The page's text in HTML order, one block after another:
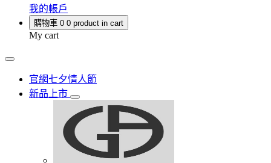
我的帳戶
購物車 0 0 product in cart
My cart
官網七夕情人節
新品上市